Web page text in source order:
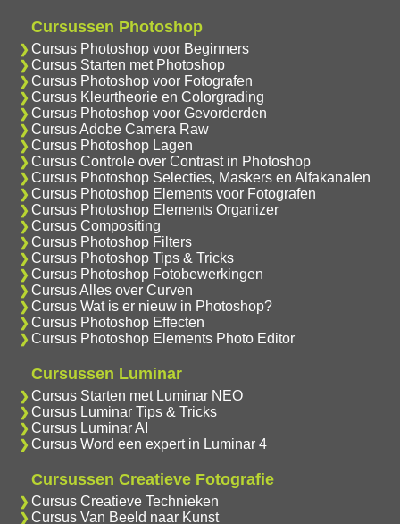
Cursussen Photoshop
Cursus Photoshop voor Beginners
Cursus Starten met Photoshop
Cursus Photoshop voor Fotografen
Cursus Kleurtheorie en Colorgrading
Cursus Photoshop voor Gevorderden
Cursus Adobe Camera Raw
Cursus Photoshop Lagen
Cursus Controle over Contrast in Photoshop
Cursus Photoshop Selecties, Maskers en Alfakanalen
Cursus Photoshop Elements voor Fotografen
Cursus Photoshop Elements Organizer
Cursus Compositing
Cursus Photoshop Filters
Cursus Photoshop Tips & Tricks
Cursus Photoshop Fotobewerkingen
Cursus Alles over Curven
Cursus Wat is er nieuw in Photoshop?
Cursus Photoshop Effecten
Cursus Photoshop Elements Photo Editor
Cursussen Luminar
Cursus Starten met Luminar NEO
Cursus Luminar Tips & Tricks
Cursus Luminar AI
Cursus Word een expert in Luminar 4
Cursussen Creatieve Fotografie
Cursus Creatieve Technieken
Cursus Van Beeld naar Kunst